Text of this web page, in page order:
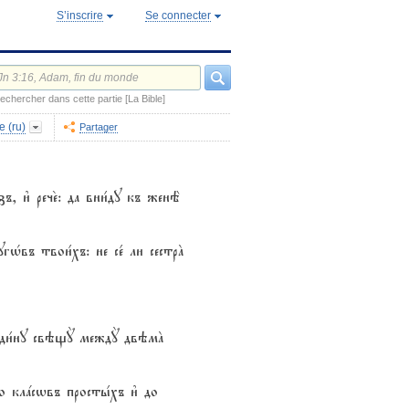
S’inscrire Se connecter
dans cette partie [La Bible]
(ru) Partager
и3 рече2: да вни1ду къ женЁ
твои1хъ: не се1 ли сестрA
свэщY междY двэмA
просты1хъ и3 до